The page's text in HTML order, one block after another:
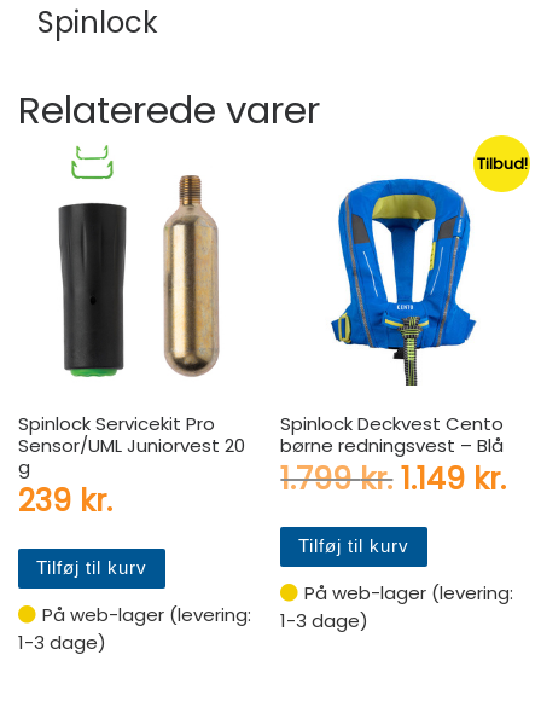
Spinlock
Relaterede varer
Spinlock Servicekit Pro
Sensor/UML Juniorvest 20
g
239 kr.
Tilføj til kurv
På web-lager (levering:
1-3 dage)
Tilbud!
Spinlock Deckvest Cento
børne redningsvest – Blå
1.799kr.Den
1.149 kr.
Tilføj til kurv
På web-lager (levering:
1-3 dage)